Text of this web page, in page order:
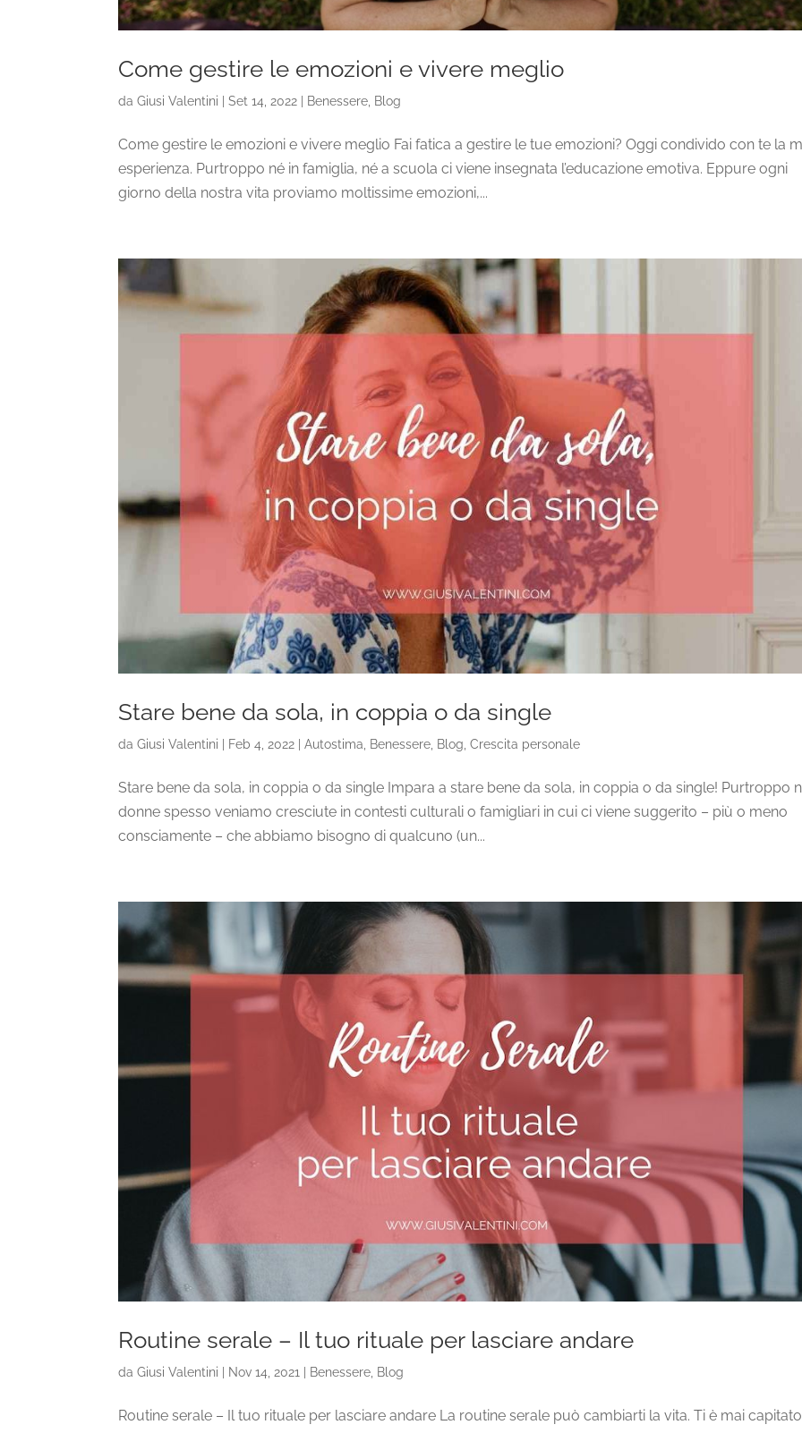
Come gestire le emozioni e vivere meglio
da Giusi Valentini Set 14, 2022 Benessere Blog
Come gestire le emozioni e vivere meglio Fai fatica a gestire le tue emozioni? Oggi condivido con te la
esperienza. Purtroppo né in famiglia, né a scuola ci viene insegnata l’educazione emotiva. Eppure ogni
giorno della nostra vita proviamo moltissime emozioni,...
Stare bene da sola, in coppia o da single
da Giusi Valentini Feb 4, 2022 Autostima Benessere Blog Crescita personale
Stare bene da sola, in coppia o da single Impara a stare bene da sola, in coppia o da single! Purtroppo
donne spesso veniamo cresciute in contesti culturali o famigliari in cui ci viene suggerito – più o meno
consciamente – che abbiamo bisogno di qualcuno (un...
Routine serale – Il tuo rituale per lasciare andare
da Giusi Valentini Nov 14, 2021 Benessere Blog
Routine serale – Il tuo rituale per lasciare andare La routine serale può cambiarti la vita. Ti è mai